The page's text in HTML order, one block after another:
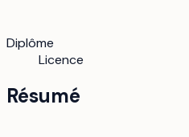
Diplôme
Licence
Résumé